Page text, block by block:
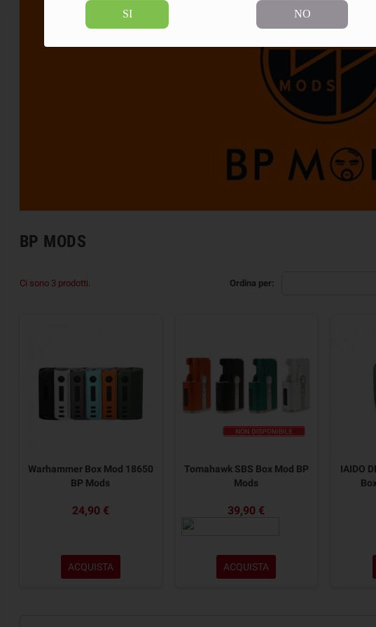
BP MODS
Ordina per:
Ci sono 3 prodotti.
Warhammer Box Mod 18650
BP Mods
24,90 €
ACQUISTA
Tomahawk SBS Box Mod BP
Mods
39,90 €
ACQUISTA
IAIDO
SI NO